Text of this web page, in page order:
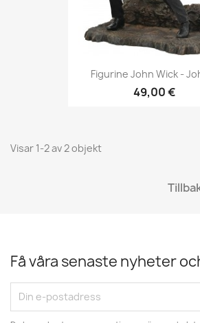
Figurine John Wick -
49,00 €
Visar 1-2 av 2 objekt
Få våra senaste nyheter